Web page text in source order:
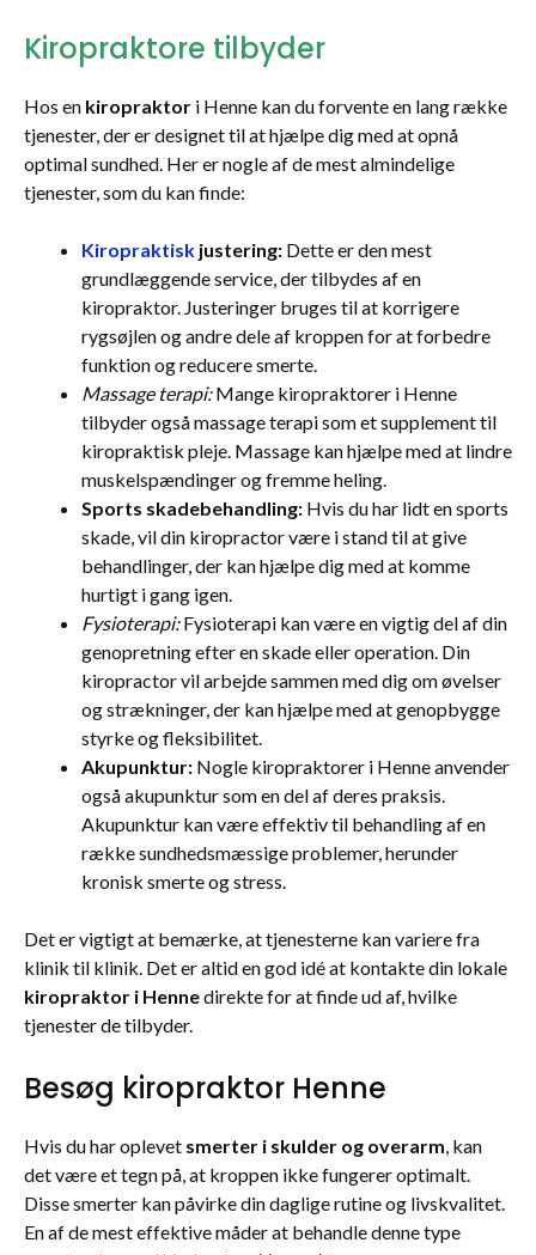
Kiropraktore tilbyder
Hos en kiropraktor i Henne kan du forvente en lang række
tjenester, der er designet til at hjælpe dig med at opnå
optimal sundhed. Her er nogle af de mest almindelige
tjenester, som du kan finde:
Kiropraktisk justering: Dette er den mest
grundlæggende service, der tilbydes af en
kiropraktor. Justeringer bruges til at korrigere
rygsøjlen og andre dele af kroppen for at forbedre
funktion og reducere smerte.
Massage terapi:Mange kiropraktorer i Henne
tilbyder også massage terapi som et supplement til
kiropraktisk pleje. Massage kan hjælpe med at lindre
muskelspændinger og fremme heling.
Sports skadebehandling: Hvis du har lidt en sports
skade, vil din kiropractor være i stand til at give
behandlinger, der kan hjælpe dig med at komme
hurtigt i gang igen.
Fysioterapi:Fysioterapi kan være en vigtig del af din
genopretning efter en skade eller operation. Din
kiropractor vil arbejde sammen med dig om øvelser
og strækninger, der kan hjælpe med at genopbygge
styrke og fleksibilitet.
Akupunktur: Nogle kiropraktorer i Henne anvender
også akupunktur som en del af deres praksis.
Akupunktur kan være effektiv til behandling af en
række sundhedsmæssige problemer, herunder
kronisk smerte og stress.
Det er vigtigt at bemærke, at tjenesterne kan variere fra
klinik til klinik. Det er altid en god idé at kontakte din lokale
kiropraktor i Hennedirekte for at finde ud af, hvilke
tjenester de tilbyder.
Besøg kiropraktor Henne
Hvis du har oplevet smerter i skulder og overarm, kan
det være et tegn på, at kroppen ikke fungerer optimalt.
Disse smerter kan påvirke din daglige rutine og livskvalitet.
En af de mest effektive måder at behandle denne type